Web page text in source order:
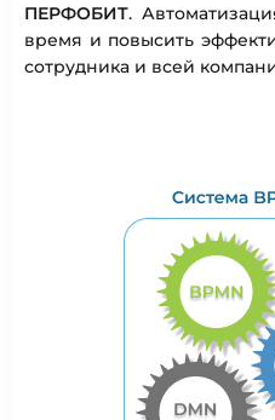
ПЕРФОБИТ.
время и повысить
сотрудника и всей